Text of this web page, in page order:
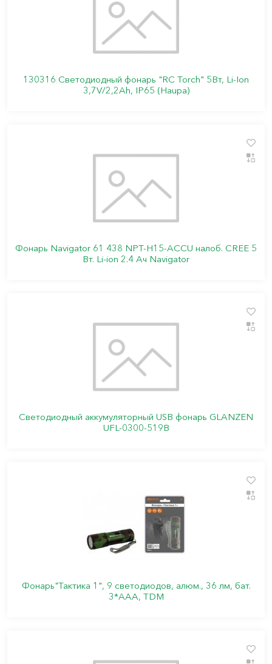
130316 Светодиодный фонарь "RC Torch" 5Вт, Li-Ion
3,7V/2,2Ah, IP65 (Haupa)
Фонарь Navigator 61 438 NPT-H15-ACCU налоб. CREE 5
Вт. Li-ion 2.4 Ач Navigator
Светодиодный аккумуляторный USB фонарь GLANZEN
UFL-0300-519B
Фонарь"Тактика 1", 9 светодиодов, алюм., 36 лм, бат.
3*AАА, TDM